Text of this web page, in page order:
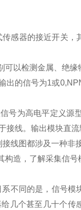
感器的接近开关，
以检测金属、绝
出的信号为1或
号为高电平定义源
线。输出模块直流
不同的是，信号模
几个甚至几十个传